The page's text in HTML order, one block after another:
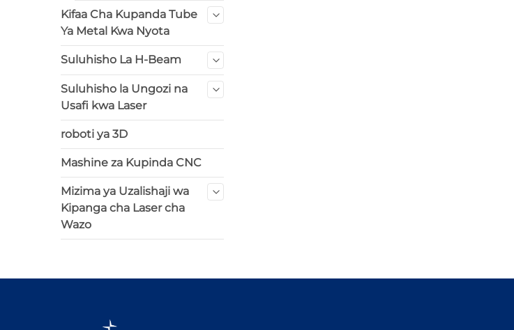
Kifaa Cha Kupanda Tube
Ya Metal Kwa Nyota
Suluhisho La H-Beam
Suluhisho la Ungozi na
Usafi kwa Laser
roboti ya 3D
Mashine za Kupinda CNC
Mizima ya Uzalishaji wa
Kipanga cha Laser cha
Wazo